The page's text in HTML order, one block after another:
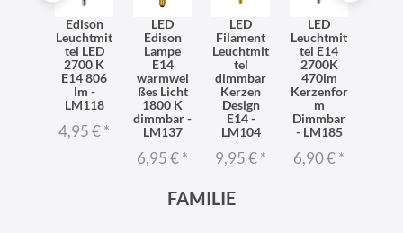
Edison
Leuchtmit
tel LED
2700 K
E14 806
lm -
LM118
4,95 €*
LED
Edison
Lampe
E14
warmwei
ßes Licht
1800 K
dimmbar -
LM137
6,95 €*
LED
Filament
Leuchtmit
tel
dimmbar
Kerzen
Design
E14 -
LM104
9,95 €*
LED
Leuchtmit
tel E14
2700K
470lm
Kerzenfor
m
Dimmbar
- LM185
6,90 €*
FAMILIE